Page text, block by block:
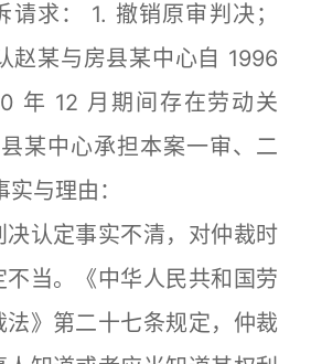
求： 1. 撤销原审判决；
赵某与房县某中心自 1996
年 12 月期间存在劳动关
某中心承担本案一审、二
与理由：
认定事实不清，对仲裁时
当。《中华人民共和国劳
》第二十七条规定，仲裁